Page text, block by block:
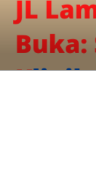
content